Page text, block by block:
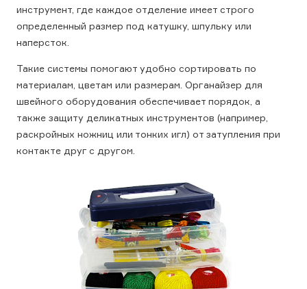
инструмент, где каждое отделение имеет строго
определенный размер под катушку, шпульку или
наперсток.
Такие системы помогают удобно сортировать по
материалам, цветам или размерам. Органайзер для
швейного оборудования обеспечивает порядок, а
также защиту деликатных инструментов (например,
раскройных ножниц или тонких игл) от затупления при
контакте друг с другом.